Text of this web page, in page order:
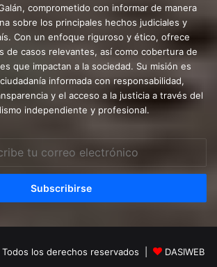
comprometido con informar de manera
sobre los principales hechos judiciales y
Con un enfoque riguroso y ético, ofrece
de casos relevantes, así como cobertura de
que impactan a la sociedad. Su misión es
informada con responsabilidad,
y el acceso a la justicia a través del
independiente y profesional.
los derechos reservados | DASIWEB